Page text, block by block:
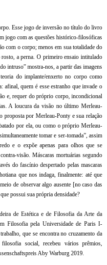
Esse jogo de inversão no título do livro
jogo com as questões histórico-filosó­ficas
com o corpo; menos em sua totalidade do
a perna. O primeiro ensaio intitulado
intruso” mostra-nos, a partir das imagens
do implante/enxerto no corpo como
afinal, quem é esse estranho que invade o
e, requer do próprio cor­po, incondicional
A loucura da visão no último Merleau-
proposta por Merleau-Ponty e sua relação
por ela, ou como o próprio Merleau-
tomar e ser-tomada”, assim
e o expõe apenas para olhos que se
visão. Máscaras mortuárias segundo
do fascínio despertado pelas mascaras
que nos indaga, finalmente: até que
de observar algo ausente [no caso das
possui sua própria densidade?
de Estética e de Filosofia da Arte da
Filosofia pela Universidade de Paris I-
que se encontra no cruzamento da
social, recebeu vários prêmios,
Aby Warburg 2019.